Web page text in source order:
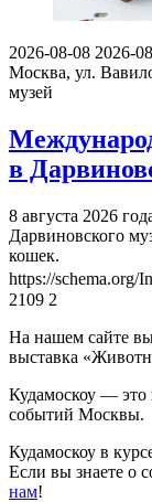
2026-08-08 2026-
Москва, ул.
музей
в
8 августа 2026
Дарвиновского
кошек.
https://schema.org/
2109 2
На нашем сайте
выставка
Кудамоскоу — это
событий Москвы.
Кудамоскоу в
Если вы знаете о
нам!